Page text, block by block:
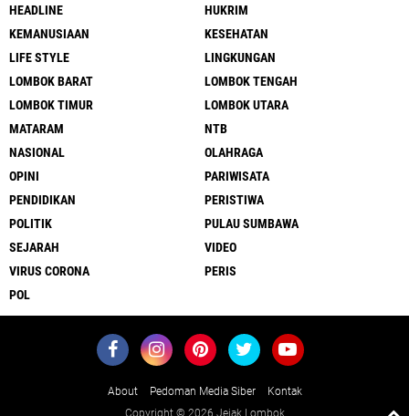
HEADLINE
HUKRIM
KEMANUSIAAN
KESEHATAN
LIFE STYLE
LINGKUNGAN
LOMBOK BARAT
LOMBOK TENGAH
LOMBOK TIMUR
LOMBOK UTARA
MATARAM
NTB
NASIONAL
OLAHRAGA
OPINI
PARIWISATA
PENDIDIKAN
PERISTIWA
POLITIK
PULAU SUMBAWA
SEJARAH
VIDEO
VIRUS CORONA
PERIS
POL
About Pedoman Media Siber
Kontak
Copyright © 2026 Jejak Lombok